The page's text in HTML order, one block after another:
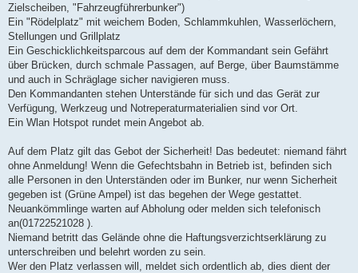
Zielscheiben, "Fahrzeugführerbunker")
Ein "Rödelplatz" mit weichem Boden, Schlammkuhlen, Wasserlöchern,
Stellungen und Grillplatz
Ein Geschicklichkeitsparcous auf dem der Kommandant sein Gefährt
über Brücken, durch schmale Passagen, auf Berge, über Baumstämme
und auch in Schräglage sicher navigieren muss.
Den Kommandanten stehen Unterstände für sich und das Gerät zur
Verfügung, Werkzeug und Notreperaturmaterialien sind vor Ort.
Ein Wlan Hotspot rundet mein Angebot ab.
Auf dem Platz gilt das Gebot der Sicherheit! Das bedeutet: niemand fährt
ohne Anmeldung! Wenn die Gefechtsbahn in Betrieb ist, befinden sich
alle Personen in den Unterständen oder im Bunker, nur wenn Sicherheit
gegeben ist (Grüne Ampel) ist das begehen der Wege gestattet.
Neuankömmlinge warten auf Abholung oder melden sich telefonisch
an(01722521028 ).
Niemand betritt das Gelände ohne die Haftungsverzichtserklärung zu
unterschreiben und belehrt worden zu sein.
Wer den Platz verlassen will, meldet sich ordentlich ab, dies dient der